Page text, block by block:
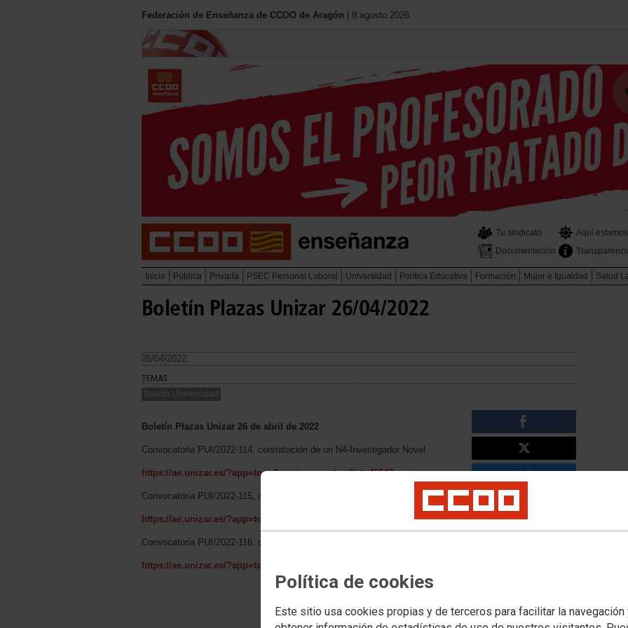
Política de cookies
Este sitio usa cookies propias y de terceros para facilitar la navegación
Federación de Enseñanza de CCOO de Aragón | 8 agosto 2026.
Tu sindicato Aquí estamos
Documentación
Inicio Pública Privada PSEC Personal Laboral Universidad Política Educativa Formación Mujer e Igualdad Salud
Boletín Plazas Unizar 26/04/2022
26/04/2022.
TEMAS
Boletín Universidad
Boletín Plazas Unizar 26 de abril de 2022
Convocatoria PUI/2022-114, contratación de un N4-Investigador Novel
https://ae.unizar.es/?app=touz&opcion=mostrar&id=46547
Convocatoria PUI/2022-115, contratación de un N3-Investigador Iniciado
https://ae.unizar.es/?app=touz&opcion=mostrar&id=46548
Convocatoria PUI/2022-116, contratación de un N3-Investigador Iniciado
https://ae.unizar.es/?app=touz&opcion=mostrar&id=46549
28/09/2021